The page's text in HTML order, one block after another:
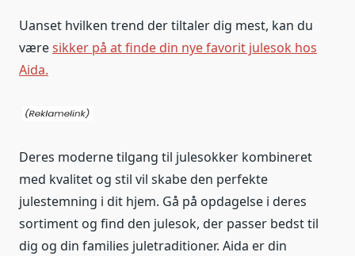
Uanset hvilken trend der tiltaler dig mest, kan du
væresikker på at finde din nye favorit julesok hos
Aida.
Deres moderne tilgang til julesokker kombineret
med kvalitet og stil vil skabe den perfekte
julestemning i dit hjem. Gå på opdagelse i deres
sortiment og find den julesok, der passer bedst til
dig og din families juletraditioner. Aida er din